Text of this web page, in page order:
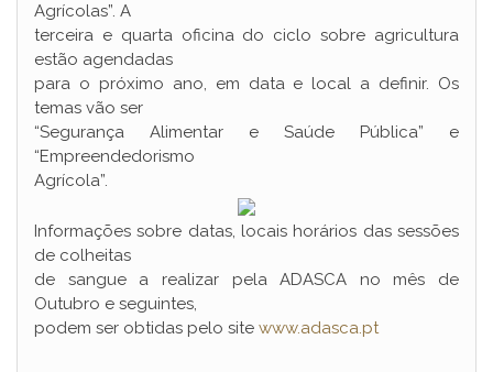
Agrícolas”. A
terceira e quarta oficina do ciclo sobre agricultura
estão agendadas
para o próximo ano, em data e local a definir. Os
temas vão ser
“Segurança Alimentar e Saúde Pública” e
“Empreendedorismo
Agrícola”.
Informações sobre datas, locais horários das sessões
de colheitas
de sangue a realizar pela ADASCA no mês de
Outubro e seguintes,
podem ser obtidas pelo site www.adasca.pt